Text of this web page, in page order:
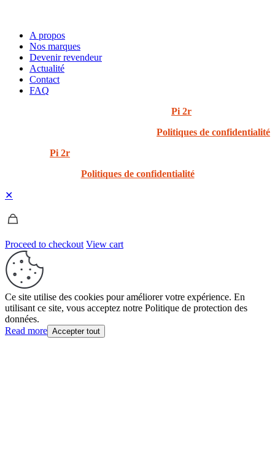
A propos
Nos marques
Devenir revendeur
Actualité
Contact
FAQ
Pi 2r
Politiques de confidentialité
Pi 2r
Politiques de confidentialité
✕
Proceed to checkout View cart
Ce site utilise des cookies pour améliorer votre expérience. En
utilisant ce site, vous acceptez notre Politique de protection des
données.
Read more Accepter tout